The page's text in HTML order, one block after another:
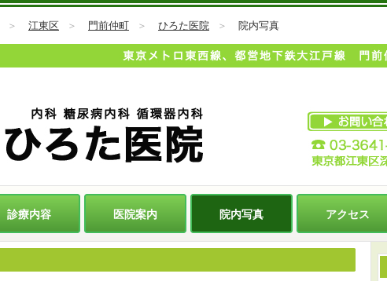
＞ 江東区 ＞ 門前仲町 ＞ ひろた医院 ＞ 院内写真
診療内容 医院案内 院内写真 アクセス